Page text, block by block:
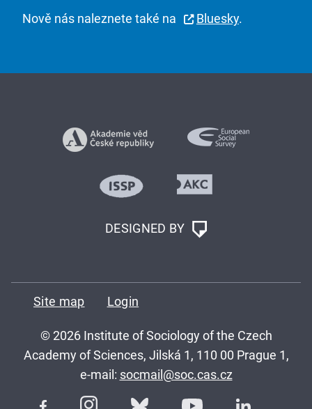
Nově nás naleznete také na Bluesky.
DESIGNED BY
Site map Login
© 2026 Institute of Sociology of the Czech
Academy of Sciences, Jilská 1, 110 00 Prague 1,
e-mail: socmail@soc.cas.cz